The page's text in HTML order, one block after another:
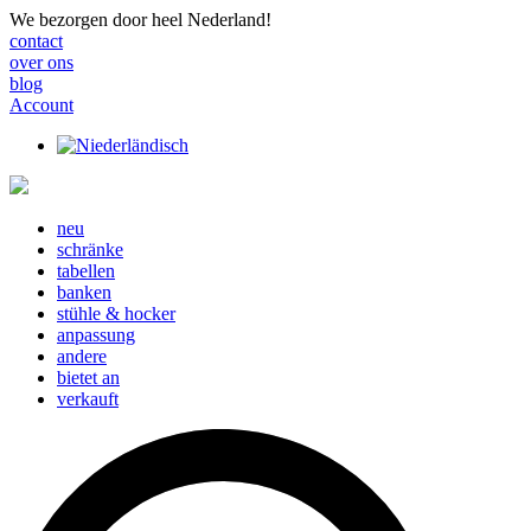
We bezorgen door heel Nederland!
contact
over ons
blog
Account
neu
schränke
tabellen
banken
stühle & hocker
anpassung
andere
bietet an
verkauft